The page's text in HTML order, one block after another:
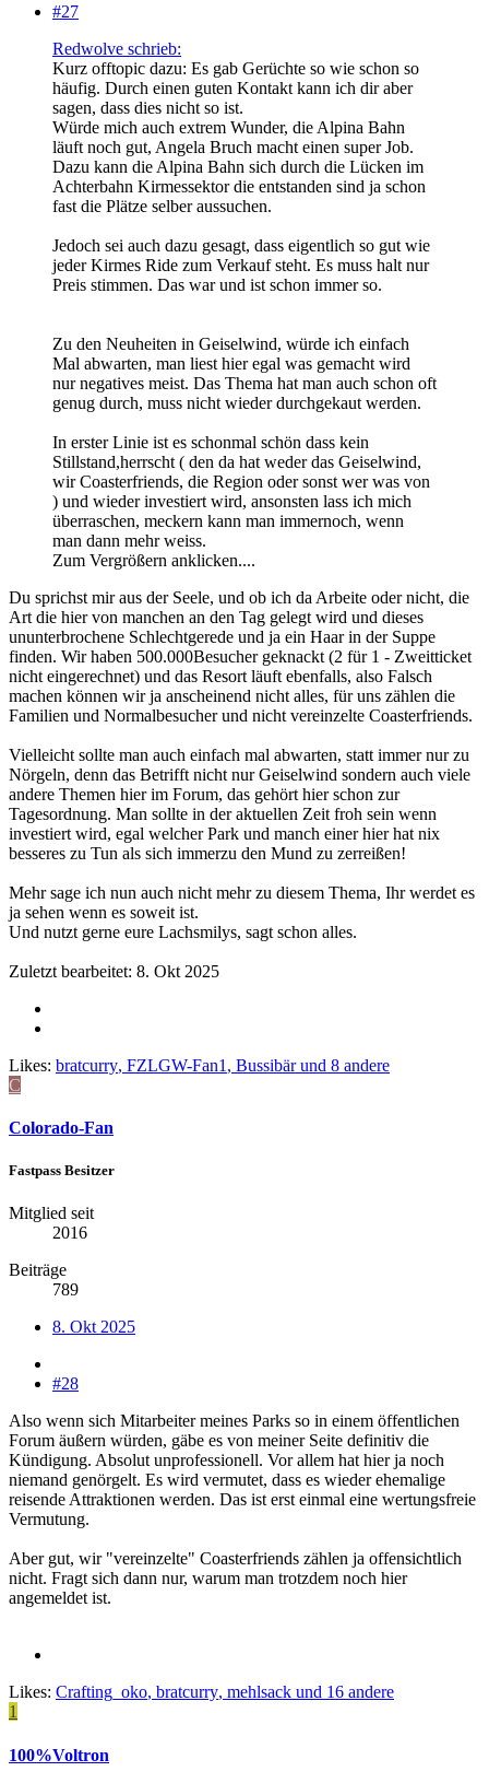
#27
Redwolve schrieb:
Kurz offtopic dazu: Es gab Gerüchte so wie schon so
häufig. Durch einen guten Kontakt kann ich dir aber
sagen, dass dies nicht so ist.
Würde mich auch extrem Wunder, die Alpina Bahn
läuft noch gut, Angela Bruch macht einen super Job.
Dazu kann die Alpina Bahn sich durch die Lücken im
Achterbahn Kirmessektor die entstanden sind ja schon
fast die Plätze selber aussuchen.
Jedoch sei auch dazu gesagt, dass eigentlich so gut wie
jeder Kirmes Ride zum Verkauf steht. Es muss halt nur
Preis stimmen. Das war und ist schon immer so.
Zu den Neuheiten in Geiselwind, würde ich einfach
Mal abwarten, man liest hier egal was gemacht wird
nur negatives meist. Das Thema hat man auch schon oft
genug durch, muss nicht wieder durchgekaut werden.
In erster Linie ist es schonmal schön dass kein
Stillstand,herrscht ( den da hat weder das Geiselwind,
wir Coasterfriends, die Region oder sonst wer was von
) und wieder investiert wird, ansonsten lass ich mich
überraschen, meckern kann man immernoch, wenn
man dann mehr weiss.
Zum Vergrößern anklicken....
Du sprichst mir aus der Seele, und ob ich da Arbeite oder nicht, die
Art die hier von manchen an den Tag gelegt wird und dieses
ununterbrochene Schlechtgerede und ja ein Haar in der Suppe
finden. Wir haben 500.000Besucher geknackt (2 für 1 - Zweitticket
nicht eingerechnet) und das Resort läuft ebenfalls, also Falsch
machen können wir ja anscheinend nicht alles, für uns zählen die
Familien und Normalbesucher und nicht vereinzelte Coasterfriends.
Vielleicht sollte man auch einfach mal abwarten, statt immer nur zu
Nörgeln, denn das Betrifft nicht nur Geiselwind sondern auch viele
andere Themen hier im Forum, das gehört hier schon zur
Tagesordnung. Man sollte in der aktuellen Zeit froh sein wenn
investiert wird, egal welcher Park und manch einer hier hat nix
besseres zu Tun als sich immerzu den Mund zu zerreißen!
Mehr sage ich nun auch nicht mehr zu diesem Thema, Ihr werdet es
ja sehen wenn es soweit ist.
Und nutzt gerne eure Lachsmilys, sagt schon alles.
Zuletzt bearbeitet: 8. Okt 2025
Likes: bratcurry, FZLGW-Fan1 , Bussibärund 8 andere
C
Colorado-Fan
Fastpass Besitzer
Mitglied seit
2016
Beiträge
789
8. Okt 2025
#28
Also wenn sich Mitarbeiter meines Parks so in einem öffentlichen
Forum äußern würden, gäbe es von meiner Seite definitiv die
Kündigung. Absolut unprofessionell. Vor allem hat hier ja noch
niemand genörgelt. Es wird vermutet, dass es wieder ehemalige
reisende Attraktionen werden. Das ist erst einmal eine wertungsfreie
Vermutung.
Aber gut, wir "vereinzelte" Coasterfriends zählen ja offensichtlich
nicht. Fragt sich dann nur, warum man trotzdem noch hier
angemeldet ist.
Likes: Crafting_oko, bratcurry, mehlsack und 16 andere
1
100%Voltron